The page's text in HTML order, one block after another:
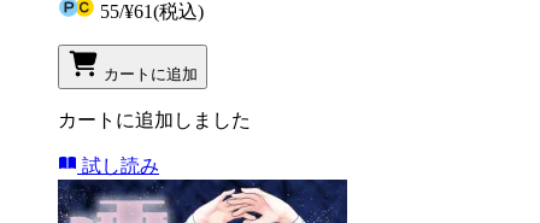
55/¥61(税込)
カートに追加
カートに追加しました
試し読み